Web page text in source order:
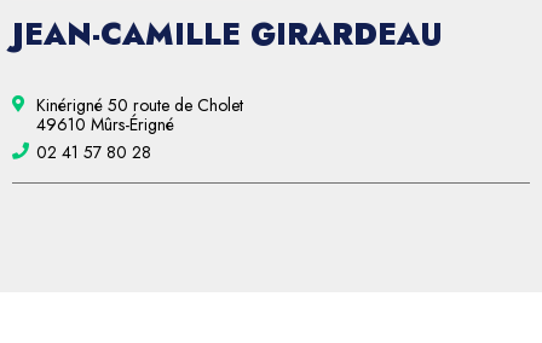
JEAN-CAMILLE GIRARDEAU
Kinérigné 50 route de Cholet
49610 Mûrs-Érigné
02 41 57 80 28